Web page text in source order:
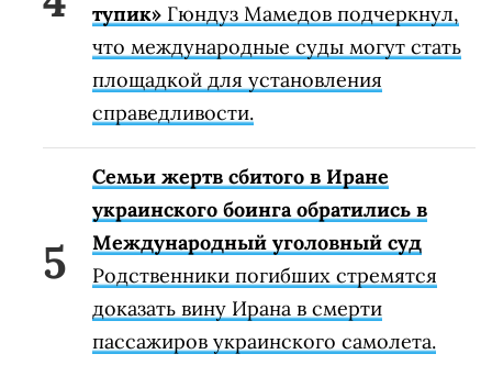
тупик» Гюндуз Мамедов подчеркнул,
что международные суды могут стать
площадкой для установления
справедливости.
Семьи жертв сбитого в Иране
украинского боинга обратились в
Международный уголовный суд
Родственники погибших стремятся
доказать вину Ирана в смерти
пассажиров украинского самолета.